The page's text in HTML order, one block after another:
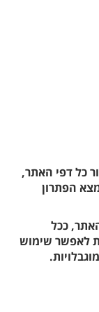
כל דפי האתר,
הפתרון
ככל
לאפשר שימוש